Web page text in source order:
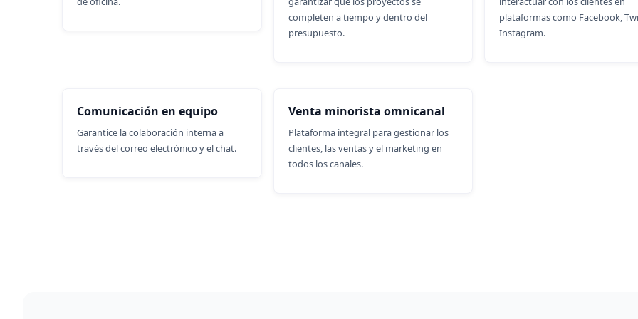
completen a tiempo y dentro del
presupuesto.
plataformas como Facebook,
Instagram.
Comunicación en equipo
Garantice la colaboración interna a
través del correo electrónico y el chat.
Venta minorista omnicanal
Plataforma integral para gestionar los
clientes, las ventas y el marketing en
todos los canales.